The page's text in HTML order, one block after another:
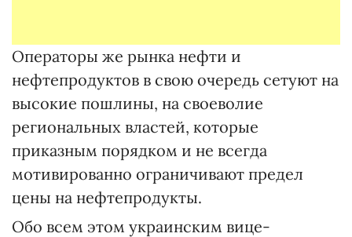
Операторы же рынка нефти и
нефтепродуктов в свою очередь сетуют на
высокие пошлины, на своеволие
региональных властей, которые
приказным порядком и не всегда
мотивированно ограничивают предел
цены на нефтепродукты.
Обо всем этом украинским вице-